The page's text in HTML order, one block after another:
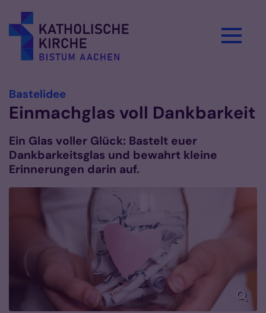
Bastelidee:
Einmachglas voll Dankbarkeit
Ein Glas voller Glück: Bastelt euer
Dankbarkeitsglas und bewahrt kleine
Erinnerungen darin auf.